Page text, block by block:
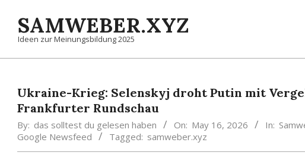
contentSAMWEBER.XYZ
Ideen zur Meinungsbildung 2025
Ukraine-Krieg: Selenskyj droht Putin mit
Frankfurter Rundschau
By: das solltest du gelesen haben On: May 16, 2026 In:
Google Newsfeed
Tagged: samweber.xyz